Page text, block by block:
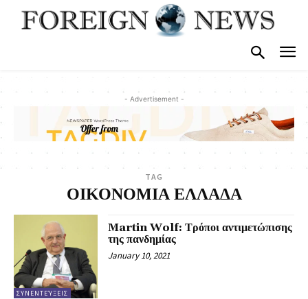
- Advertisement -
TAG
ΟΙΚΟΝΟΜΙΑ ΕΛΛΑΔΑ
ΣΥΝΕΝΤΕΎΞΕΙΣ
Martin Wolf: Τρόποι αντιμετώπισης
της πανδημίας
January 10, 2021